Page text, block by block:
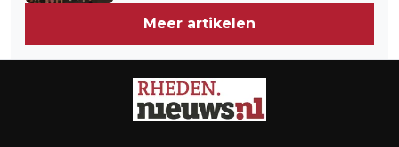
Meer artikelen